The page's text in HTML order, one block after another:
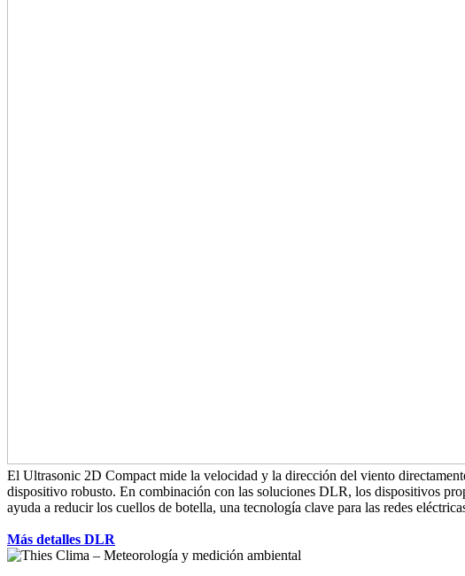
El Ultrasonic 2D Compact mide la velocidad y la dirección del viento
dispositivo robusto. En combinación con las soluciones DLR, los dispositivos
ayuda a reducir los cuellos de botella, una tecnología clave para las redes
Más detalles DLR